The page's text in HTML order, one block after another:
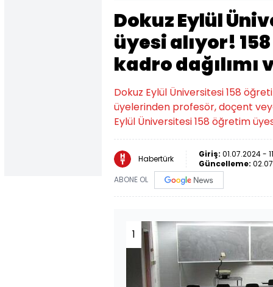
Dokuz Eylül
üyesi alıyor!
kadro
Dokuz Eylül Üniversitesi 158
üyelerinden profesör, doçent
Eylül Üniversitesi 158 öğretim
Habertürk Giriş: 01.07.2024 -
Güncelleme:
ABONE OL
1